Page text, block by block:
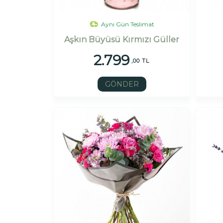
Aynı Gün Teslimat
Aşkın Büyüsü Kırmızı Güller
2.799 ,00 TL
GÖNDER